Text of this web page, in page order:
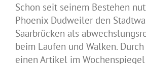
Schon seit seinem Bestehen
Phoenix Dudweiler den
Saarbrücken als
beim Laufen und Walken. Durch
einen Artikel im